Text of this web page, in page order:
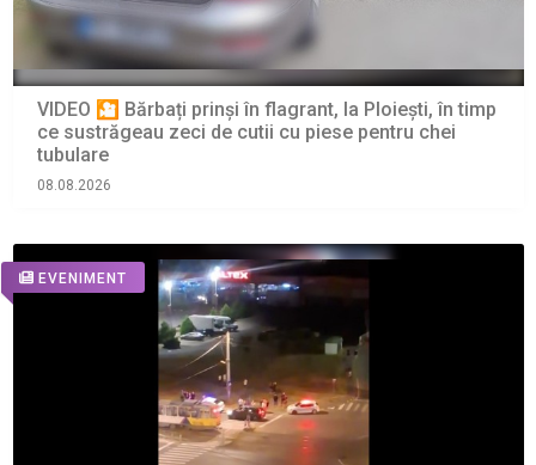
VIDEO 🎦 Bărbați prinși în flagrant, la Ploiești, în timp
ce sustrăgeau zeci de cutii cu piese pentru chei
tubulare
08.08.2026
EVENIMENT